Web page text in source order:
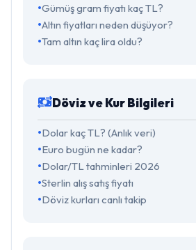
Gümüş gram fiyatı kaç TL?
Altın fiyatları neden düşüyor?
Tam altın kaç lira oldu?
Döviz ve Kur Bilgileri
Dolar kaç TL? (Anlık veri)
Euro bugün ne kadar?
Dolar/TL tahminleri 2026
Sterlin alış satış fiyatı
Döviz kurları canlı takip